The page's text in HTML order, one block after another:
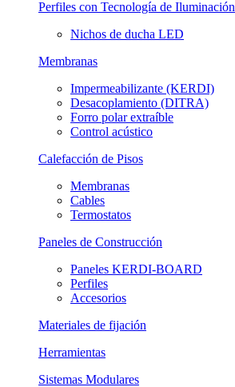
Perfiles con Tecnología de Iluminación
Nichos de ducha LED
Membranas
Impermeabilizante (KERDI)
Desacoplamiento (DITRA)
Forro polar extraíble
Control acústico
Calefacción de Pisos
Membranas
Cables
Termostatos
Paneles de Construcción
Paneles KERDI-BOARD
Perfiles
Accesorios
Materiales de fijación
Herramientas
Sistemas Modulares